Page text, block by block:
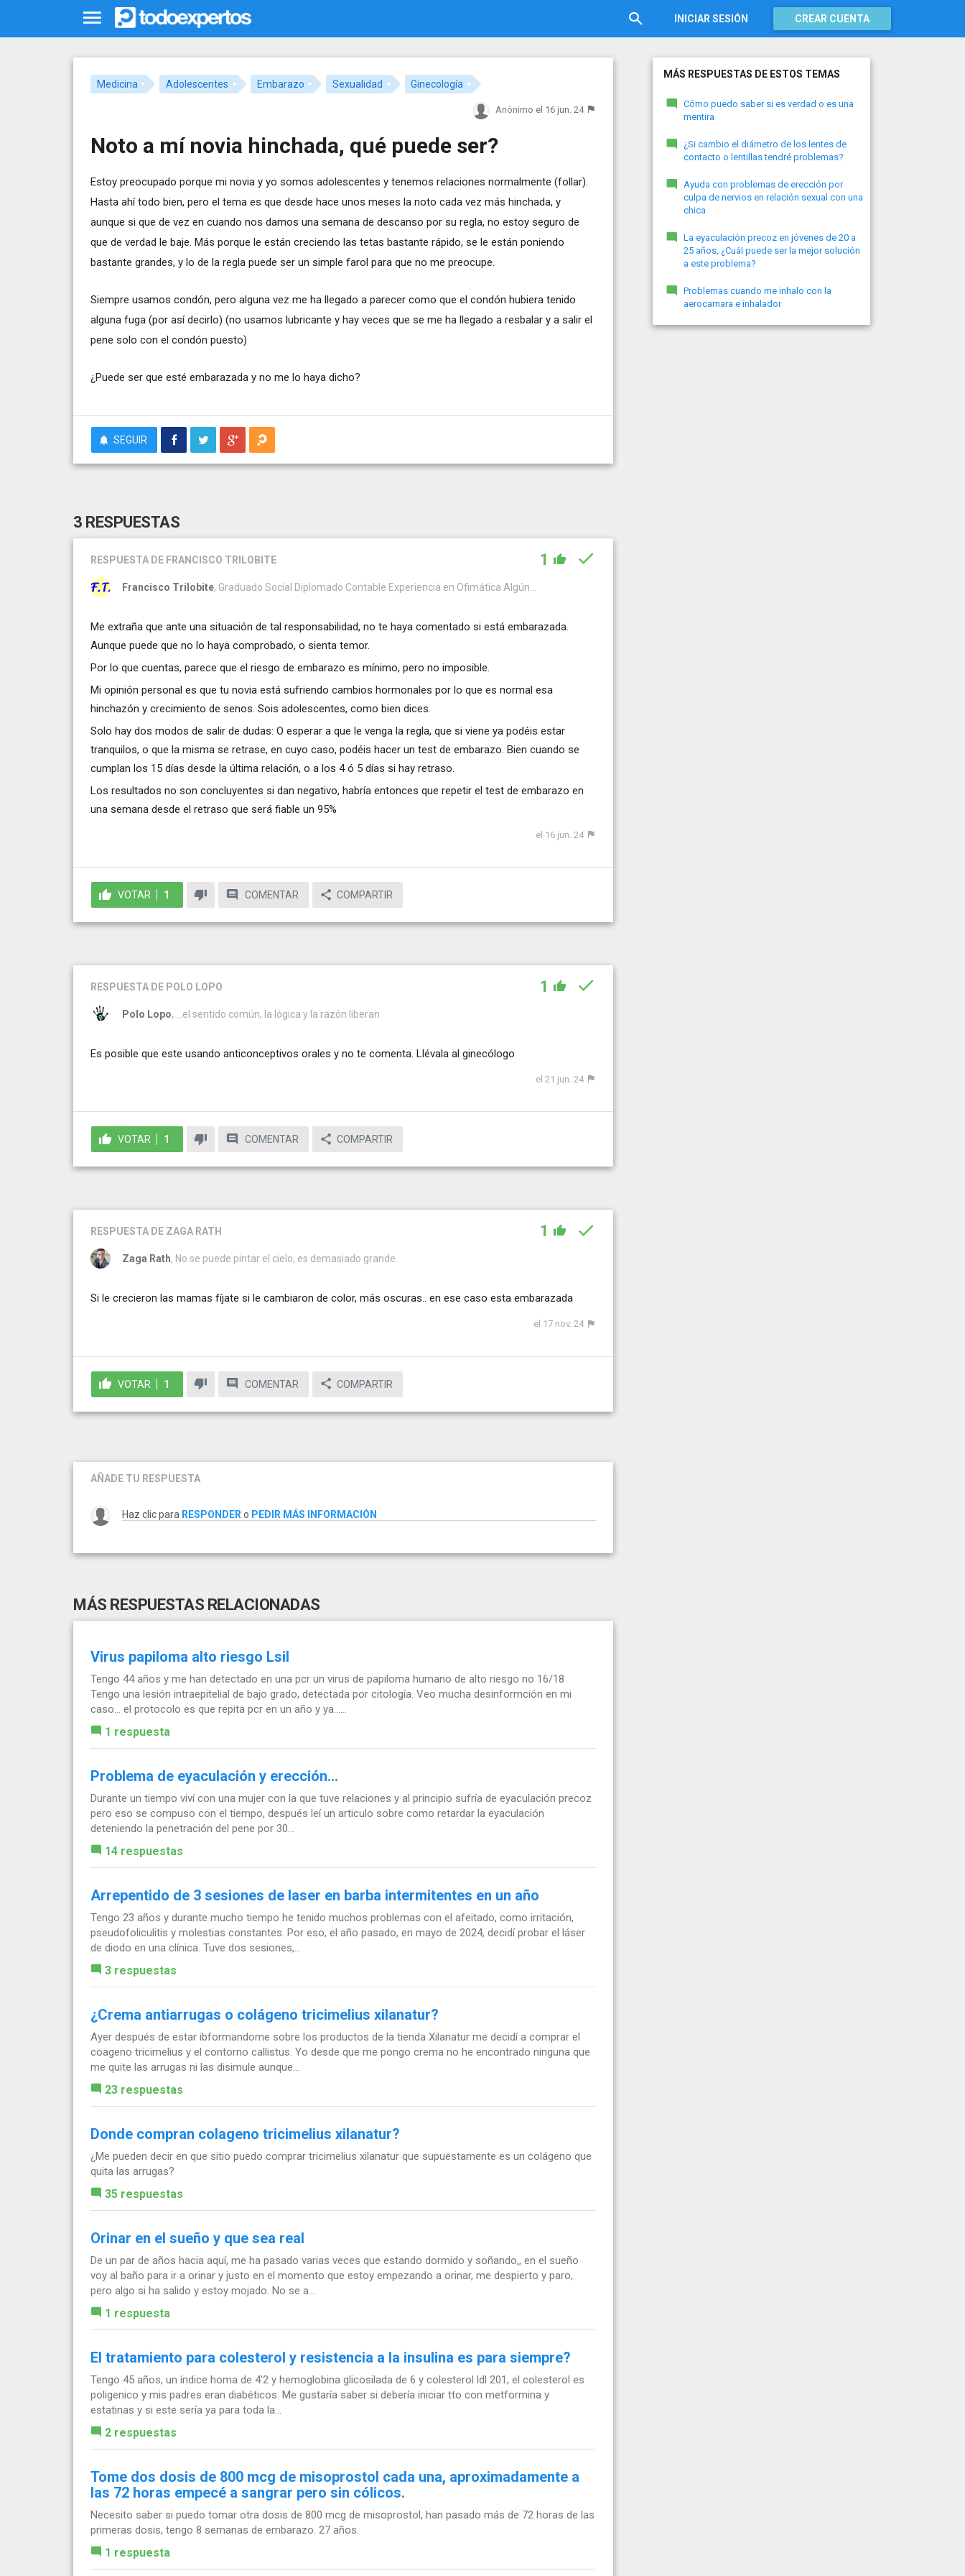
INICIAR SESIÓN CREAR CUENTA
Medicina Adolescentes Embarazo Sexualidad Ginecología
Anónimo el 16 jun. 24
Noto a mí novia hinchada, qué puede ser?
Estoy preocupado porque mi novia y yo somos adolescentes y tenemos relaciones normalmente (follar).
Hasta ahí todo bien, pero el tema es que desde hace unos meses la noto cada vez más hinchada, y
aunque si que de vez en cuando nos damos una semana de descanso por su regla, no estoy seguro de
que de verdad le baje. Más porque le están creciendo las tetas bastante rápido, se le están poniendo
bastante grandes, y lo de la regla puede ser un simple farol para que no me preocupe.
Siempre usamos condón, pero alguna vez me ha llegado a parecer como que el condón hubiera tenido
alguna fuga (por así decirlo) (no usamos lubricante y hay veces que se me ha llegado a resbalar y a salir el
pene solo con el condón puesto)
¿Puede ser que esté embarazada y no me lo haya dicho?
SEGUIR
3 RESPUESTAS
RESPUESTA DE FRANCISCO TRILOBITE 1
Francisco Trilobite, Graduado Social Diplomado Contable Experiencia en Ofimática Algún...
Me extraña que ante una situación de tal responsabilidad, no te haya comentado si está embarazada.
Aunque puede que no lo haya comprobado, o sienta temor.
Por lo que cuentas, parece que el riesgo de embarazo es mínimo, pero no imposible.
Mi opinión personal es que tu novia está sufriendo cambios hormonales por lo que es normal esa
hinchazón y crecimiento de senos. Sois adolescentes, como bien dices.
Solo hay dos modos de salir de dudas: O esperar a que le venga la regla, que si viene ya podéis estar
tranquilos, o que la misma se retrase, en cuyo caso, podéis hacer un test de embarazo. Bien cuando se
cumplan los 15 días desde la última relación, o a los 4 ó 5 días si hay retraso.
Los resultados no son concluyentes si dan negativo, habría entonces que repetir el test de embarazo en
una semana desde el retraso que será fiable un 95%
el 16 jun. 24
VOTAR 1 COMENTAR COMPARTIR
RESPUESTA DE POLO LOPO 1
Polo Lopo, ...el sentido común, la lógica y la razón liberan
Es posible que este usando anticonceptivos orales y no te comenta. Llévala al ginecólogo
el 21 jun. 24
VOTAR 1 COMENTAR COMPARTIR
RESPUESTA DE ZAGA RATH 1
Zaga Rath, No se puede pintar el cielo, es demasiado grande.
Si le crecieron las mamas fíjate si le cambiaron de color, más oscuras.. en ese caso esta embarazada
el 17 nov. 24
VOTAR 1 COMENTAR COMPARTIR
AÑADE TU RESPUESTA
Haz clic para RESPONDER o PEDIR MÁS INFORMACIÓN
MÁS RESPUESTAS RELACIONADAS
Virus papiloma alto riesgo Lsil
Tengo 44 años y me han detectado en una pcr un virus de papiloma humano de alto riesgo no 16/18
Tengo una lesión intraepitelial de bajo grado, detectada por citología. Veo mucha desinformción en mi
caso… el protocolo es que repita pcr en un año y ya…...
1 respuesta
Problema de eyaculación y erección...
Durante un tiempo viví con una mujer con la que tuve relaciones y al principio sufría de eyaculación precoz
pero eso se compuso con el tiempo, después leí un articulo sobre como retardar la eyaculación
deteniendo la penetración del pene por 30...
14 respuestas
Arrepentido de 3 sesiones de laser en barba intermitentes en un año
Tengo 23 años y durante mucho tiempo he tenido muchos problemas con el afeitado, como irritación,
pseudofoliculitis y molestias constantes. Por eso, el año pasado, en mayo de 2024, decidí probar el láser
de diodo en una clínica. Tuve dos sesiones,...
3 respuestas
¿Crema antiarrugas o colágeno tricimelius xilanatur?
Ayer después de estar ibformandome sobre los productos de la tienda Xilanatur me decidí a comprar el
coageno tricimelius y el contorno callistus. Yo desde que me pongo crema no he encontrado ninguna que
me quite las arrugas ni las disimule aunque...
23 respuestas
Donde compran colageno tricimelius xilanatur?
¿Me pueden decir en que sitio puedo comprar tricimelius xilanatur que supuestamente es un colágeno que
quita las arrugas?
35 respuestas
Orinar en el sueño y que sea real
De un par de años hacia aquí, me ha pasado varias veces que estando dormido y soñando,, en el sueño
voy al baño para ir a orinar y justo en el momento que estoy empezando a orinar, me despierto y paro,
pero algo si ha salido y estoy mojado. No se a...
1 respuesta
El tratamiento para colesterol y resistencia a la insulina es para siempre?
Tengo 45 años, un índice homa de 4'2 y hemoglobina glicosilada de 6 y colesterol ldl 201, el colesterol es
poligenico y mis padres eran diabéticos. Me gustaría saber si debería iniciar tto con metformina y
estatinas y si este sería ya para toda la...
2 respuestas
Tome dos dosis de 800 mcg de misoprostol cada una, aproximadamente a
las 72 horas empecé a sangrar pero sin cólicos.
Necesito saber si puedo tomar otra dosis de 800 mcg de misoprostol, han pasado más de 72 horas de las
primeras dosis, tengo 8 semanas de embarazo. 27 años.
1 respuesta
MÁS RESPUESTAS DE ESTOS TEMAS
Cómo puedo saber si es verdad o es una
mentira
¿Si cambio el diámetro de los lentes de
contacto o lentillas tendré problemas?
Ayuda con problemas de erección por
culpa de nervios en relación sexual con una
chica
La eyaculación precoz en jóvenes de 20 a
25 años, ¿Cuál puede ser la mejor solución
a este problema?
Problemas cuando me inhalo con la
aerocamara e inhalador